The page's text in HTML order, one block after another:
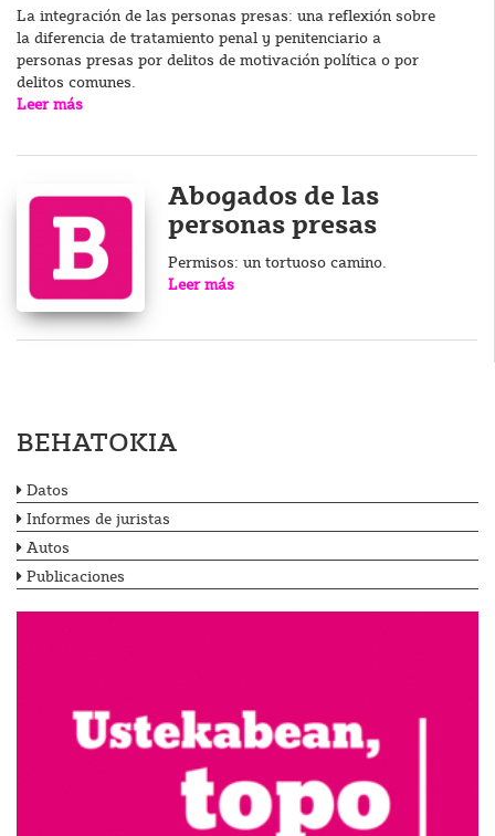
La integración de las personas presas: una reflexión sobre
la diferencia de tratamiento penal y penitenciario a
personas presas por delitos de motivación política o por
delitos comunes.
Leer más
Abogados de las
personas presas
Permisos: un tortuoso camino.
Leer más
BEHATOKIA
Datos
Informes de juristas
Autos
Publicaciones